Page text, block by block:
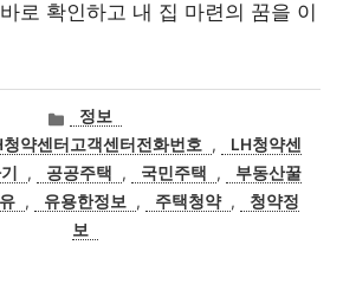
로 확인하고 내 집 마련의 꿈을 이
카
테
고
리
정보
청약센터고객센터전화번호 ,
LH청약센
, 공공주택 , 국민주택 ,
부동산꿀
, 유용한정보 , 주택청약 ,
청약정
보